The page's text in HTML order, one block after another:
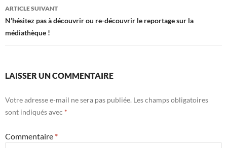
ARTICLE SUIVANT
N’hésitez pas à découvrir ou re-découvrir le reportage sur la
médiathèque !
LAISSER UN COMMENTAIRE
Votre adresse e-mail ne sera pas publiée. Les champs obligatoires
sont indiqués avec *
Commentaire *